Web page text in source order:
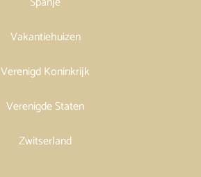
Vakantiehuizen
Verenigd Koninkrijk
Verenigde Staten
Zwitserland